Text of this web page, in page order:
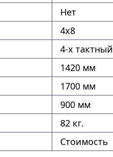
Нет
4х8
4-х тактный
1420 мм
1700 мм
900 мм
82 кг.
Стоимость